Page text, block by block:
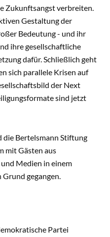
Zukunftsangst verbreiten.
Gestaltung der
Bedeutung - und ihr
ihre gesellschaftliche
dafür. Schließlich geht
sich parallele Krisen auf
der Next
sind jetzt
die Bertelsmann Stiftung
mit Gästen aus
Medien in einem
Grund gegangen.
Partei